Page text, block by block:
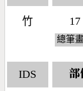
竹 17
總筆
IDS 部